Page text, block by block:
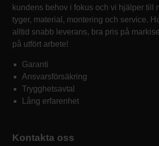
kundens behov i fokus och vi hjälper till
tyger, material, montering och service.
alltid snabb leverans, bra pris på
på utfört arbete!
Garanti
Ansvarsförsäkring
Trygghetsavtal
Lång erfarenhet
Kontakta oss